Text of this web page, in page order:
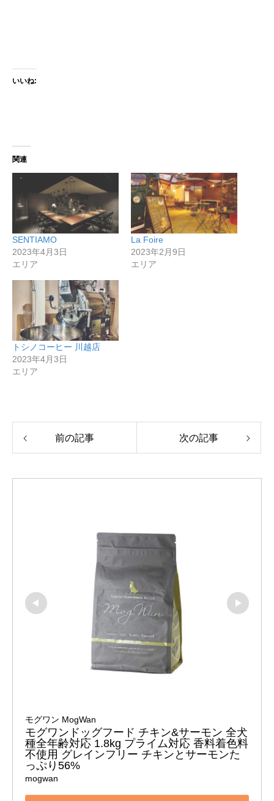
いいね:
関連
SENTIAMO
2023年4月3日
エリア
La Foire
2023年2月9日
エリア
トシノコーヒー 川越店
2023年4月3日
エリア
前の記事 次の記事
モグワン MogWan
モグワンドッグフード チキン&サーモン 全犬
種全年齢対応 1.8kg プライム対応 香料着色料
不使用 グレインフリー チキンとサーモンた
っぷり56%
mogwan